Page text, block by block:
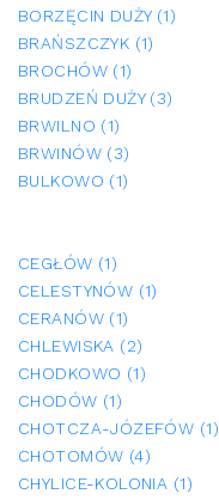
BORZĘCIN DUŻY (1)
BRAŃSZCZYK (1)
BROCHÓW (1)
BRUDZEŃ DUŻY (3)
BRWILNO (1)
BRWINÓW (3)
BULKOWO (1)
CEGŁÓW (1)
CELESTYNÓW (1)
CERANÓW (1)
CHLEWISKA (2)
CHODKOWO (1)
CHODÓW (1)
CHOTCZA-JÓZEFÓW (1)
CHOTOMÓW (4)
CHYLICE-KOLONIA (1)